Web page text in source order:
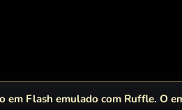
em Flash emulado com Ruffle. O